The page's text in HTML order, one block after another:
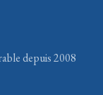
depuis 2008